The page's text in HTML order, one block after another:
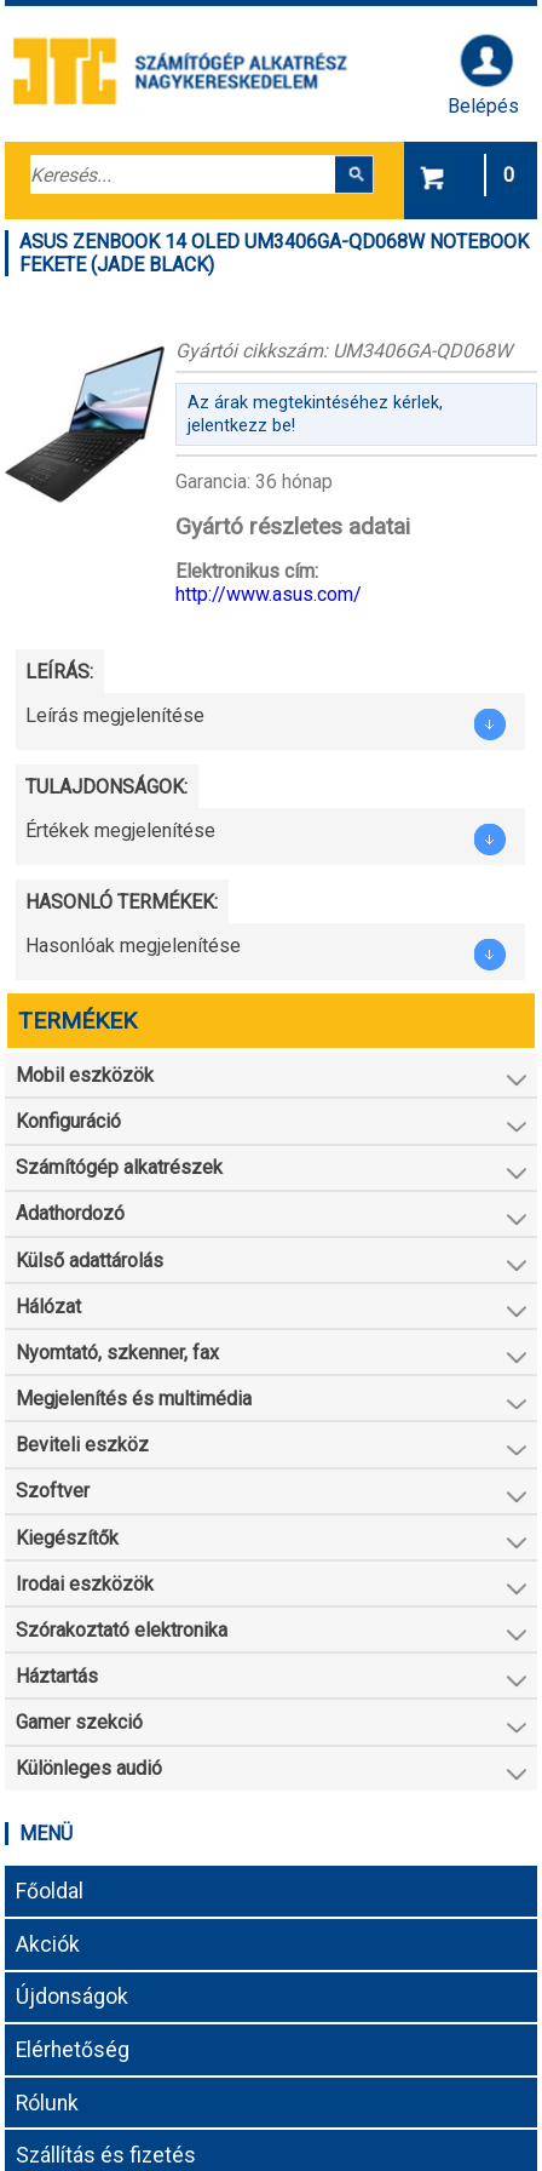
Belépés
0
ASUS ZENBOOK 14 OLED UM3406GA-QD068W NOTEBOOK
FEKETE (JADE BLACK)
Gyártói cikkszám: UM3406GA-QD068W
Az árak megtekintéséhez kérlek,
jelentkezz be!
Garancia: 36 hónap
Gyártó részletes adatai
Elektronikus cím:
http://www.asus.com/
LEÍRÁS:
Leírás megjelenítése
TULAJDONSÁGOK:
Értékek megjelenítése
HASONLÓ TERMÉKEK:
Hasonlóak megjelenítése
TERMÉKEK
Mobil eszközök
Konfiguráció
Számítógép alkatrészek
Adathordozó
Külső adattárolás
Hálózat
Nyomtató, szkenner, fax
Megjelenítés és multimédia
Beviteli eszköz
Szoftver
Kiegészítők
Irodai eszközök
Szórakoztató elektronika
Háztartás
Gamer szekció
Különleges audió
MENÜ
Főoldal
Akciók
Újdonságok
Elérhetőség
Rólunk
Szállítás és fizetés